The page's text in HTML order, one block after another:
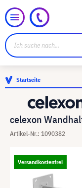
Startseite
celexon
Artikel-Nr.: 1090382
Versandkostenfrei